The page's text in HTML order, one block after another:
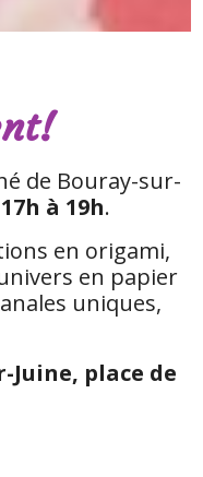
de Bouray-sur-
17h à 19h.
en origami,
en papier
uniques,
Juine, place de